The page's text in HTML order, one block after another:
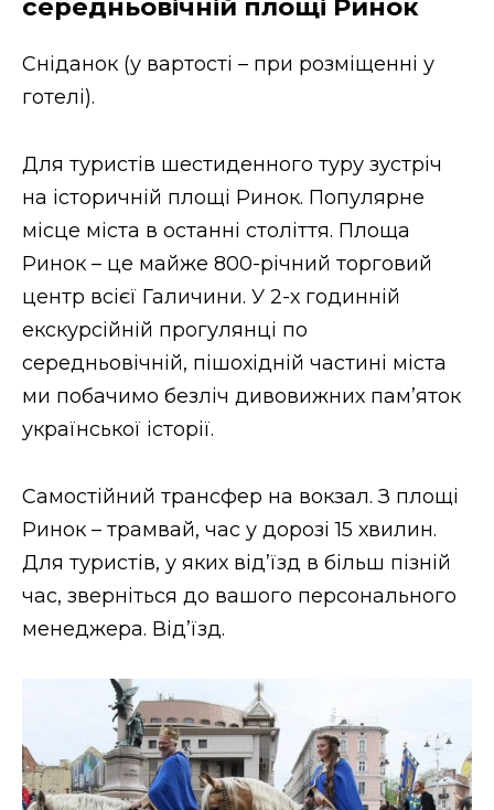
середньовічній площі Ринок
Сніданок (у вартості – при розміщенні у
готелі).
Для туристів шестиденного туру зустріч
на історичній площі Ринок. Популярне
місце міста в останні століття. Площа
Ринок – це майже 800-річний торговий
центр всієї Галичини. У 2-х годинній
екскурсійній прогулянці по
середньовічній, пішохідній частині міста
ми побачимо безліч дивовижних пам’яток
української історії.
Самостійний трансфер на вокзал. З площі
Ринок – трамвай, час у дорозі 15 хвилин.
Для туристів, у яких від’їзд в більш пізній
час, зверніться до вашого персонального
менеджера. Від’їзд.